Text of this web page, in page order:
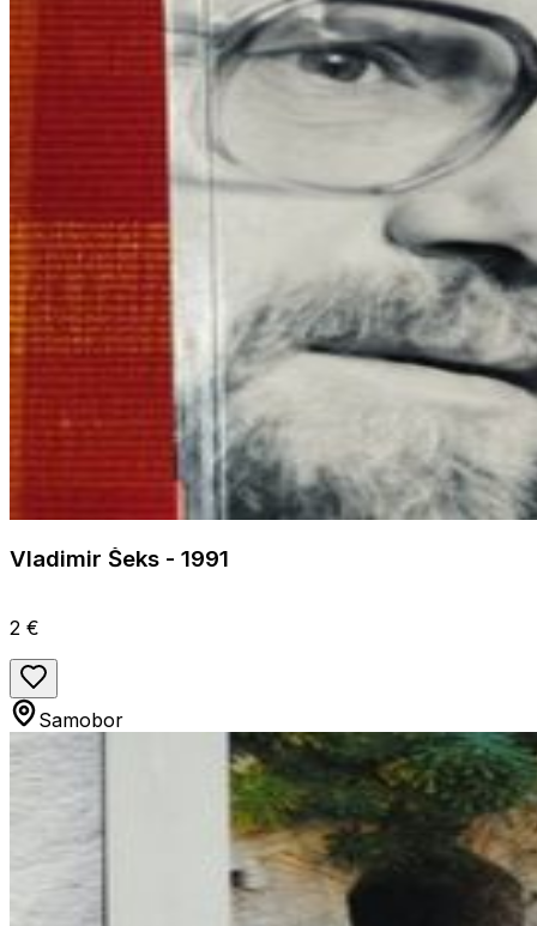
Vladimir Šeks - 1991
2 €
Samobor